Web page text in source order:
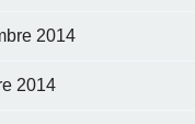
2014
2014